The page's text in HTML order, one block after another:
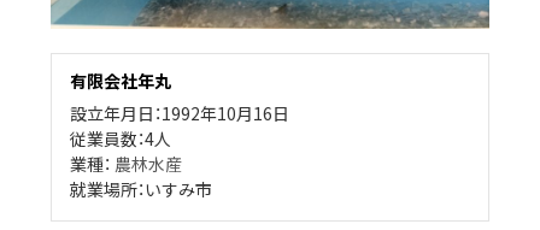
有限会社年丸
設立年月日：1992年10月16日
従業員数：4人
業種： 農林水産
就業場所：いすみ市